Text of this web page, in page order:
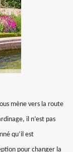
mène vers la route
il n’est pas
qu’il est
pour changer la